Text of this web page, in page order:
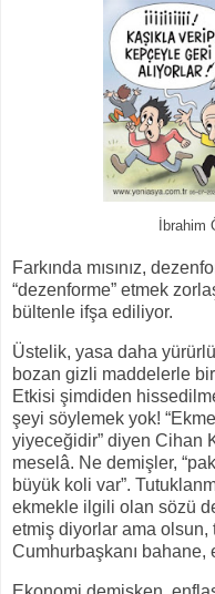
İbrahim
Farkında mısınız,
“dezenforme” etmek
bültenle ifşa ediliyor.
Üstelik, yasa daha
bozan gizli maddelerle
Etkisi şimdiden
şeyi söylemek yok!
yiyeceğidir” diyen Cihan
meselâ. Ne demişler,
büyük koli var”.
ekmekle ilgili olan sözü
etmiş diyorlar ama olsun,
Cumhurbaşkanı bahane,